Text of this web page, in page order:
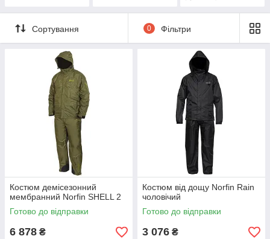
Сортування 0 Фільтри
Костюм демісезонний
мембранний Norfin SHELL 2
Готово до відправки
6 878 ₴
Костюм від дощу Norfin Rain
чоловічий
Готово до відправки
3 076 ₴